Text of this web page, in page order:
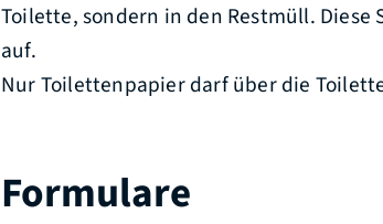
Toilette, sondern in den Restmüll.
auf.
Nur Toilettenpapier darf über die
Formulare